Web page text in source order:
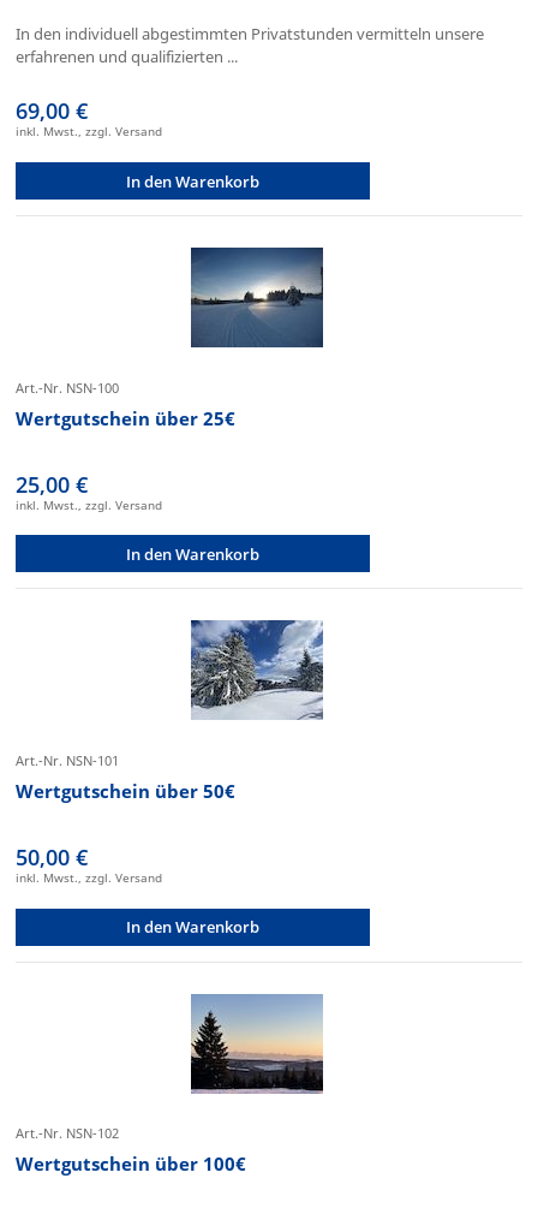
In den individuell abgestimmten Privatstunden vermitteln unsere
erfahrenen und qualifizierten ...
69,00 €
inkl. Mwst., zzgl. Versand
In den Warenkorb
Art.-Nr. NSN-100
Wertgutschein über 25€
25,00 €
inkl. Mwst., zzgl. Versand
In den Warenkorb
Art.-Nr. NSN-101
Wertgutschein über 50€
50,00 €
inkl. Mwst., zzgl. Versand
In den Warenkorb
Art.-Nr. NSN-102
Wertgutschein über 100€